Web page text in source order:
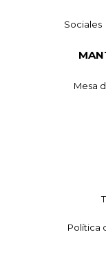
Sociales
Mesa
Política